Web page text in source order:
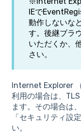
IEで
動作しないな
す。後継ブラ
いただくか、
さい。
Internet Explorer
利用の場合は、
ます。その場合は
「セキュリティ設
い。